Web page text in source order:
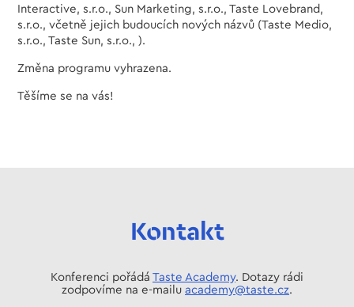
Interactive, s.r.o., Sun Marketing, s.r.o., Taste Lovebrand,
s.r.o., včetně jejich budoucích nových názvů (Taste Medio,
s.r.o., Taste Sun, s.r.o., ).
Změna programu vyhrazena.
Těšíme se na vás!
Kontakt
Konferenci pořádá Taste Academy. Dotazy rádi
zodpovíme na e-mailu academy@taste.cz.